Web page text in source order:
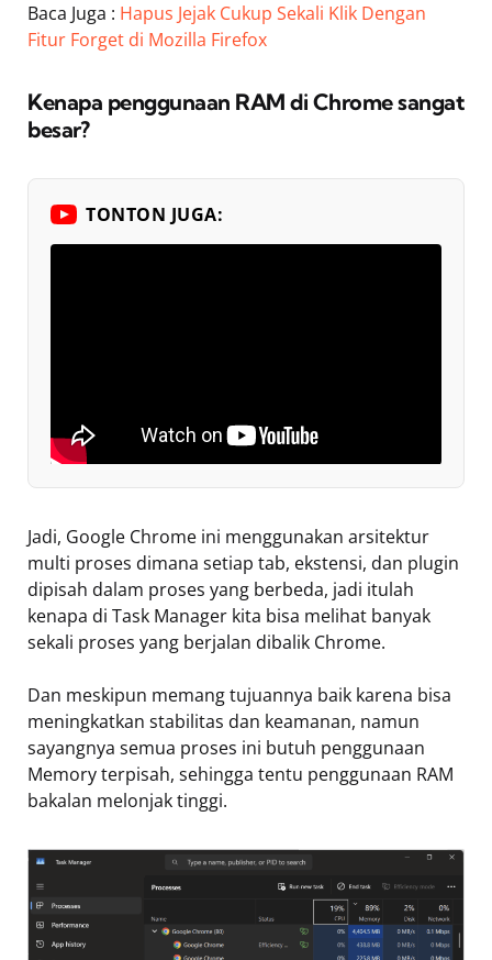
Baca Juga : Hapus Jejak Cukup Sekali Klik Dengan
Fitur Forget di Mozilla Firefox
Kenapa penggunaan RAM di Chrome sangat
besar?
TONTON JUGA:
Jadi, Google Chrome ini menggunakan arsitektur
multi proses dimana setiap tab, ekstensi, dan plugin
dipisah dalam proses yang berbeda, jadi itulah
kenapa di Task Manager kita bisa melihat banyak
sekali proses yang berjalan dibalik Chrome.
Dan meskipun memang tujuannya baik karena bisa
meningkatkan stabilitas dan keamanan, namun
sayangnya semua proses ini butuh penggunaan
Memory terpisah, sehingga tentu penggunaan RAM
bakalan melonjak tinggi.